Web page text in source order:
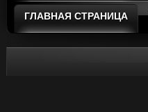
ГЛАВНАЯ СТРАНИЦА